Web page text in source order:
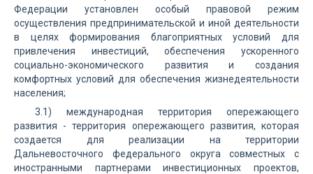
Федерации установлен особый правовой режим
осуществления предпринимательской и иной деятельности
в целях формирования благоприятных условий для
привлечения инвестиций, обеспечения ускоренного
социально-экономического развития и создания
комфортных условий для обеспечения жизнедеятельности
населения;
3.1) международная территория опережающего
развития - территория опережающего развития, которая
создается для реализации на территории
Дальневосточного федерального округа совместных с
иностранными партнерами инвестиционных проектов,